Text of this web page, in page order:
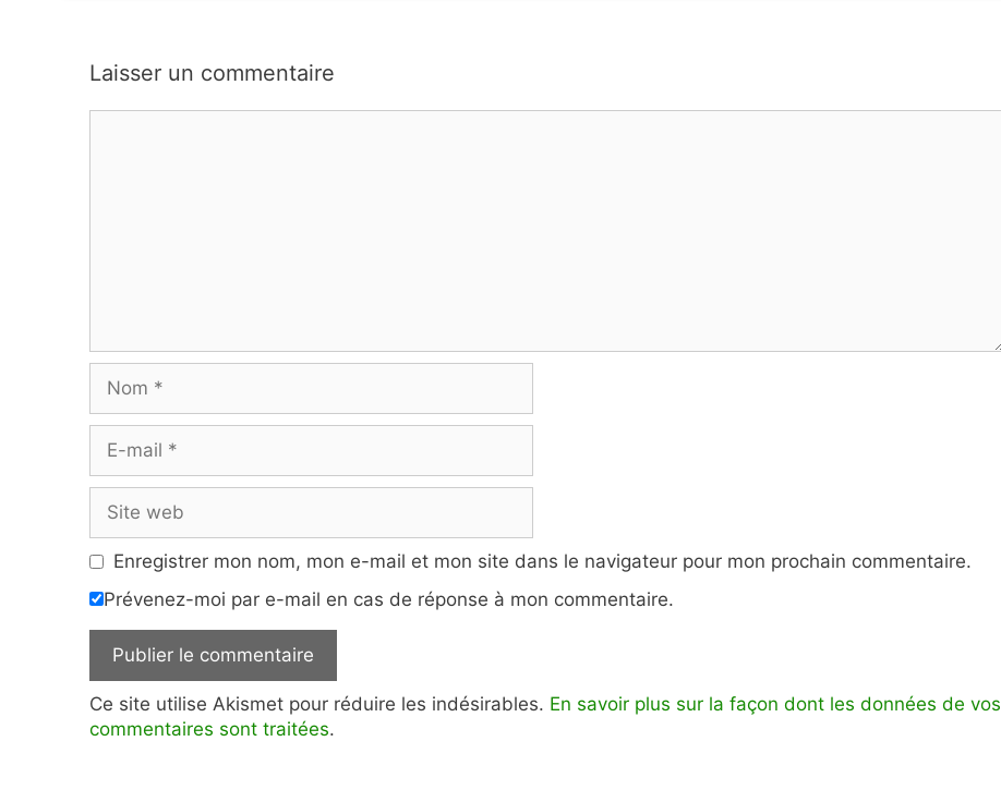
Laisser un commentaire
mail
web
Enregistrer mon nom, mon e-mail et mon site dans le navigateur pour mon prochain commentaire.
Prévenez-moi par e-mail en cas de réponse à mon commentaire.
Ce site utilise Akismet pour réduire les indésirables. En savoir plus sur la façon dont les données de vos
commentaires sont traitées.